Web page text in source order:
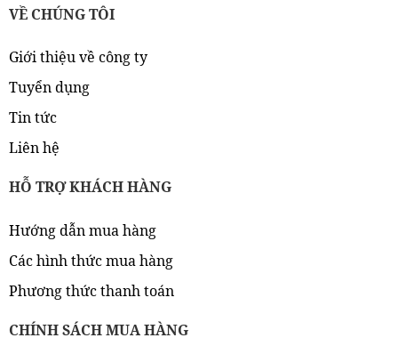
VỀ CHÚNG TÔI
Giới thiệu về công ty
Tuyển dụng
Tin tức
Liên hệ
HỖ TRỢ KHÁCH HÀNG
Hướng dẫn mua hàng
Các hình thức mua hàng
Phương thức thanh toán
CHÍNH SÁCH MUA HÀNG